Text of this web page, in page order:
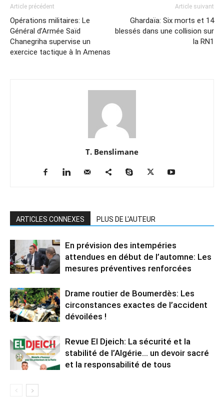
Article précédent
Opérations militaires: Le
Général d’Armée Saïd
Chanegriha supervise un
exercice tactique à In Amenas
Article suivant
Ghardaïa: Six morts et 14
blessés dans une collision sur
la RN1
T. Benslimane
ARTICLES CONNEXES PLUS DE L'AUTEUR
En prévision des intempéries
attendues en début de l’automne: Les
mesures préventives renforcées
Drame routier de Boumerdès: Les
circonstances exactes de l’accident
dévoilées !
Revue El Djeich: La sécurité et la
stabilité de l’Algérie… un devoir sacré
et la responsabilité de tous